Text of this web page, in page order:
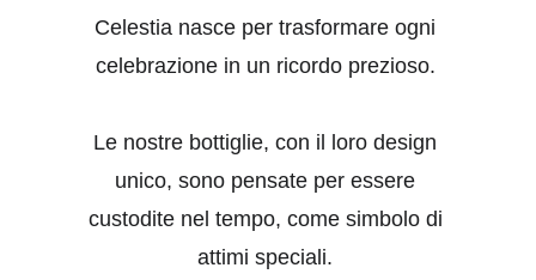
Celestia nasce per trasformare ogni
celebrazione in un ricordo prezioso.
Le nostre bottiglie, con il loro design
unico, sono pensate per essere
custodite nel tempo, come simbolo di
attimi speciali.